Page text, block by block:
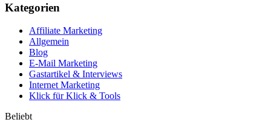
Kategorien
Affiliate Marketing
Allgemein
Blog
E-Mail Marketing
Gastartikel & Interviews
Internet Marketing
Klick für Klick & Tools
Beliebt